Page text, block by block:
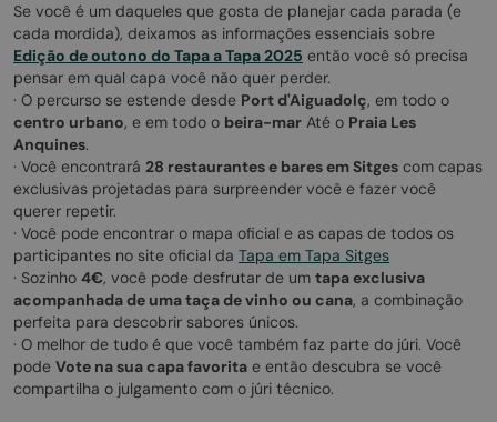
Se você é um daqueles que gosta de planejar cada parada (e
cada mordida), deixamos as informações essenciais sobre
Edição de outono do Tapa a Tapa 2025 então você só precisa
pensar em qual capa você não quer perder.
· O percurso se estende desde Port d'Aiguadolç, em todo o
centro urbano, e em todo o beira-mar Até o Praia Les
Anquines.
· Você encontrará 28 restaurantes e bares em Sitges com capas
exclusivas projetadas para surpreender você e fazer você
querer repetir.
· Você pode encontrar o mapa oficial e as capas de todos os
participantes no site oficial da Tapa em Tapa Sitges
· Sozinho 4€, você pode desfrutar de um tapa exclusiva
acompanhada de uma taça de vinho ou cana, a combinação
perfeita para descobrir sabores únicos.
· O melhor de tudo é que você também faz parte do júri. Você
pode Vote na sua capa favorita e então descubra se você
compartilha o julgamento com o júri técnico.